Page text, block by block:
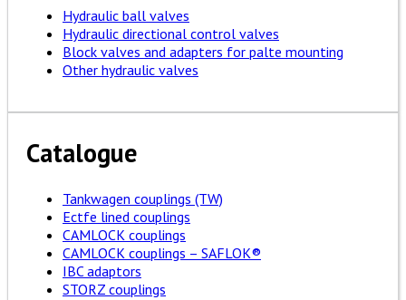
Hydraulic ball valves
Hydraulic directional control valves
Block valves and adapters for palte mounting
Other hydraulic valves
Catalogue
Tankwagen couplings (TW)
Ectfe lined couplings
CAMLOCK couplings
CAMLOCK couplings – SAFLOK®
IBC adaptors
STORZ couplings